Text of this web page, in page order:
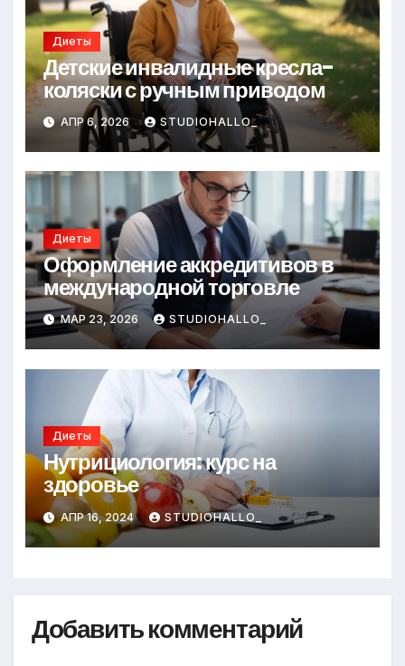
Диеты
Детские инвалидные кресла-
коляски с ручным приводом
АПР 6, 2026 STUDIOHALLO_
Диеты
Оформление аккредитивов в
международной торговле
МАР 23, 2026 STUDIOHALLO_
Диеты
Нутрициология: курс на
здоровье
АПР 16, 2024 STUDIOHALLO_
Добавить комментарий